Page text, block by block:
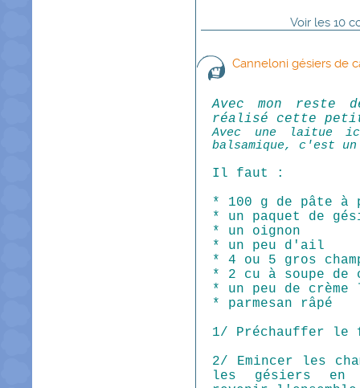
Voir les 10
Canneloni gésiers de
Avec mon
réalisé cette
Avec une laitue
balsamique, c'est
Il faut :
* 100 g de pâte à
* un paquet de
* un oignon
* un peu d'ail
* 4 ou 5 gros
* 2 cu à soupe de
* un peu de
* parmesan râpé
1/ Préchauffer le
2/ Emincer les
les gésiers en